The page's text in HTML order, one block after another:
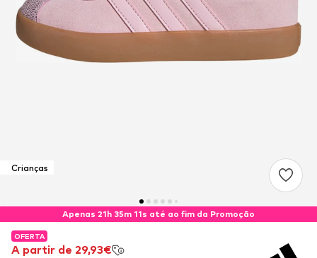
Crianças
Apenas 21h 35m 10s até ao fim da Promoção
OFERTA
A partir de 29,93€
OFERTA
A partir de 29,93€